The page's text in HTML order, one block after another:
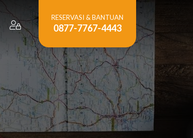
RESERVASI & BANTUAN
0877-7767-4443